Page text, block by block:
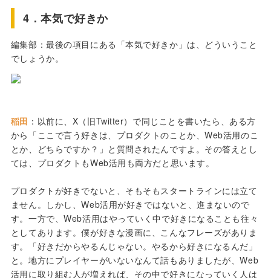
4．本気で好きか
編集部：最後の項目にある「本気で好きか」は、どういうこと
でしょうか。
稲田 ：以前に、X（旧Twitter）で同じことを書いたら、ある方
から「ここで言う好きは、プロダクトのことか、Web活用のこ
とか、どちらですか？」と質問されたんですよ。その答えとし
ては、プロダクトもWeb活用も両方だと思います。
プロダクトが好きでないと、そもそもスタートラインには立て
ません。しかし、Web活用が好きではないと、進まないので
す。一方で、Web活用はやっていく中で好きになることも往々
としてあります。僕が好きな漫画に、こんなフレーズがありま
す。「好きだからやるんじゃない。やるから好きになるんだ」
と。地方にプレイヤーがいないなんて話もありましたが、Web
活用に取り組む人が増えれば、その中で好きになっていく人は